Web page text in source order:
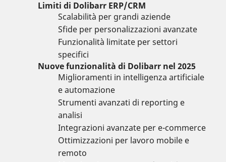
Limiti di Dolibarr ERP/CRM
Scalabilità per grandi aziende
Sfide per personalizzazioni avanzate
Funzionalità limitate per settori
specifici
Nuove funzionalità di Dolibarr nel 2025
Miglioramenti in intelligenza artificiale
e automazione
Strumenti avanzati di reporting e
analisi
Integrazioni avanzate per e-commerce
Ottimizzazioni per lavoro mobile e
remoto